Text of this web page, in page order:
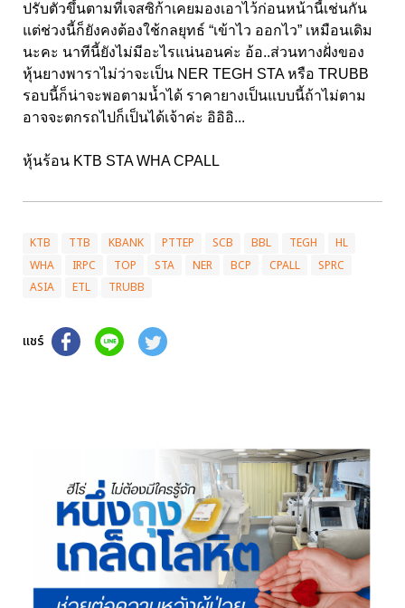
ปรับตัวขึ้นตามที่เจสซิก้าเคยมองเอาไว้ก่อนหน้านี้เช่นกัน
แต่ช่วงนี้ก็ยังคงต้องใช้กลยุทธ์ “เข้าไว ออกไว” เหมือนเดิม
นะคะ นาทีนี้ยังไม่มีอะไรแน่นอนค่ะ อ้อ..ส่วนทางฝั่งของ
หุ้นยางพาราไม่ว่าจะเป็น NER TEGH STA หรือ TRUBB
รอบนี้ก็น่าจะพอตามน้ำได้ ราคายางเป็นแบบนี้ถ้าไม่ตาม
อาจจะตกรถไปก็เป็นได้เจ้าค่ะ อิอิอิ...
หุ้นร้อน KTB STA WHA CPALL
KTB TTB KBANK PTTEP SCB BBL TEGH
HL
WHA
IRPC TOP STA NER BCP CPALL
SPRC
ASIA
ETL TRUBB
แชร์